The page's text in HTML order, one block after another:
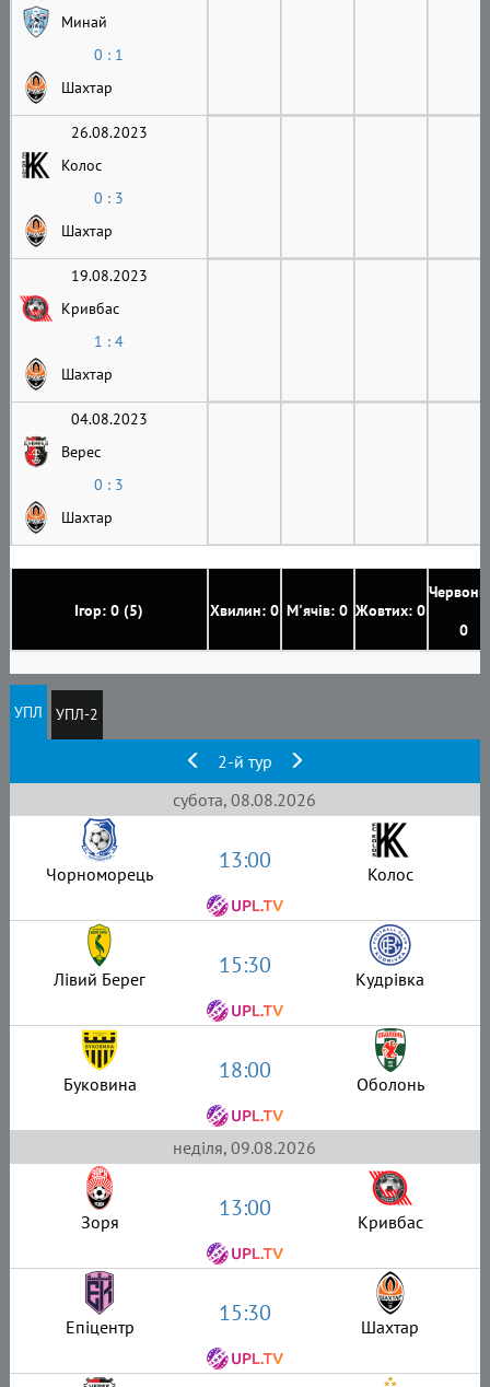
Ігор: 0 (5) Хвилин: 0 М'ячів: 0 Жовтих: 0
0
Минай
0 : 1
Шахтар
26.08.2023
Колос
0 : 3
Шахтар
19.08.2023
Кривбас
1 : 4
Шахтар
04.08.2023
Верес
0 : 3
Шахтар
УПЛ УПЛ-2
2-й тур
субота, 08.08.2026
Чорноморець 13:00 Колос
Лівий Берег 15:30 Кудрівка
Буковина 18:00 Оболонь
неділя, 09.08.2026
Зоря 13:00 Кривбас
Епіцентр 15:30 Шахтар